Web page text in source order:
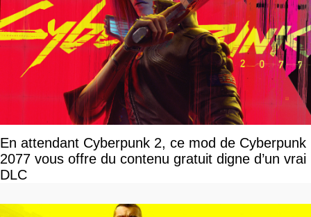
En attendant Cyberpunk 2, ce mod de Cyberpunk
2077 vous offre du contenu gratuit digne d’un vrai
DLC